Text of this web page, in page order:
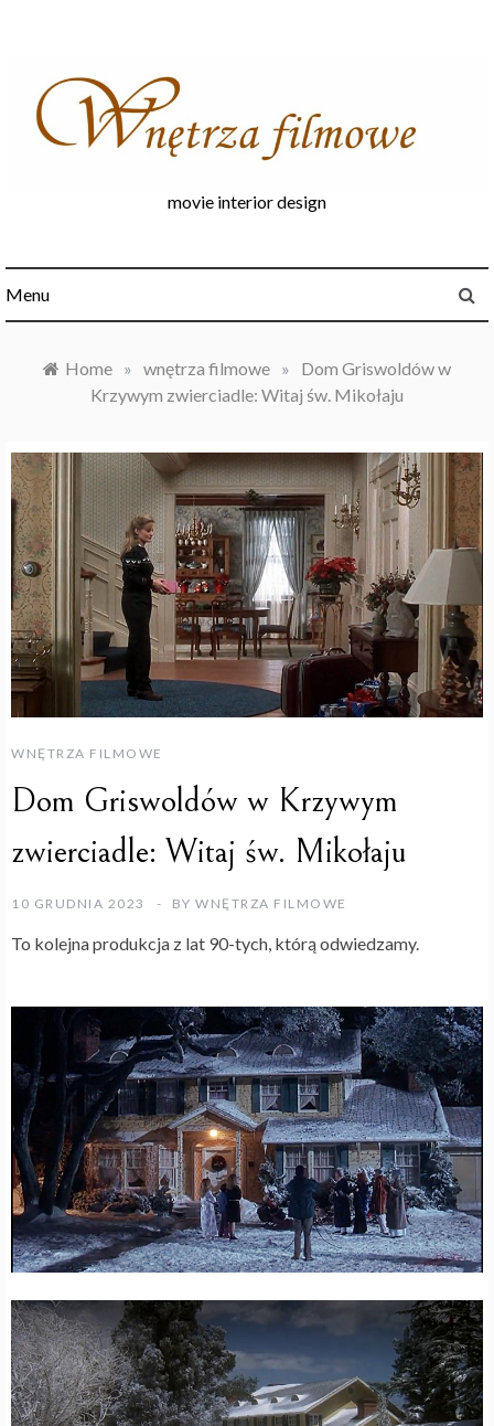
movie interior design
Menu
Home » wnętrza filmowe »
Dom Griswoldów w
Krzywym zwierciadle: Witaj św. Mikołaju
WNĘTRZA FILMOWE
Dom Griswoldów w Krzywym
zwierciadle: Witaj św. Mikołaju
10 GRUDNIA 2023 BY WNĘTRZA FILMOWE
To kolejna produkcja z lat 90-tych, którą odwiedzamy.